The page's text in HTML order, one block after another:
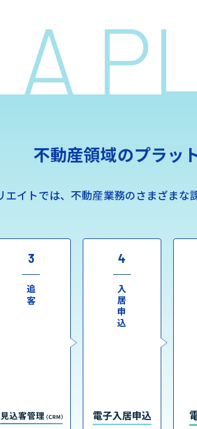
不動産領域のプラッ
エイトでは、不動産業務のさまざまな
3
追客
4
入居申込